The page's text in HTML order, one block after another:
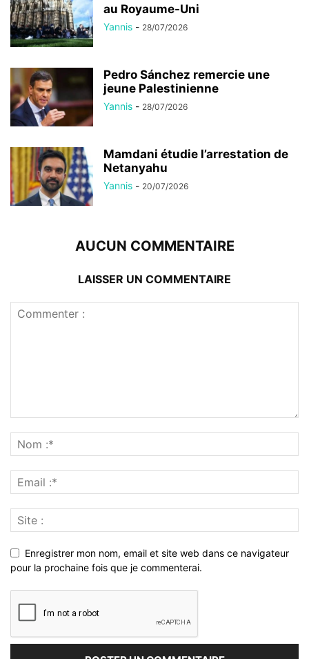
au Royaume-Uni
Yannis - 28/07/2026
Pedro Sánchez remercie une
jeune Palestinienne
Yannis - 28/07/2026
Mamdani étudie l’arrestation de
Netanyahu
Yannis - 20/07/2026
AUCUN COMMENTAIRE
LAISSER UN COMMENTAIRE
Enregistrer mon nom, email et site web dans ce navigateur
pour la prochaine fois que je commenterai.